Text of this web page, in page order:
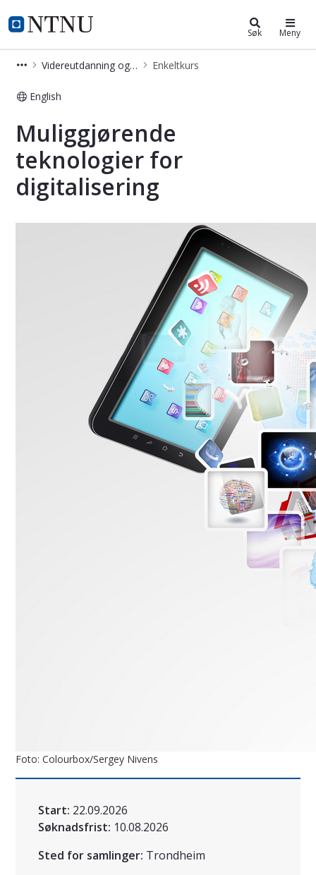
NTNU Hjemmeside
Videreutdanning og deltidsstudier
Søk Meny
Videreutdanning og deltidsstudier Enkeltkurs
English
Muliggjørende teknologier for
Muliggjørende
teknologier for
digitalisering
Foto: Colourbox/Sergey Nivens
Start: 22.09.2026
Søknadsfrist: 10.08.2026
Sted for samlinger: Trondheim